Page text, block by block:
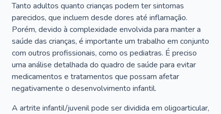
Tanto adultos quanto crianças podem ter sintomas
parecidos, que incluem desde dores até inflamação.
Porém, devido à complexidade envolvida para manter a
saúde das crianças, é importante um trabalho em conjunto
com outros profissionais, como os pediatras. É preciso
uma análise detalhada do quadro de saúde para evitar
medicamentos e tratamentos que possam afetar
negativamente o desenvolvimento infantil.
A artrite infantil/juvenil pode ser dividida em oligoarticular,